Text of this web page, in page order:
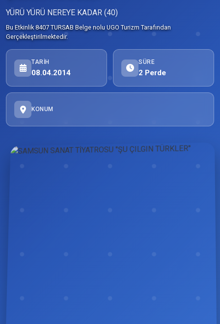
YÜRÜ YÜRÜ NEREYE KADAR (40)
Bu Etkinlik 8407 TURSAB Belge nolu UGO Turizm Tarafından
Gerçekleştirilmektedir.
TARIH
08.04.2014
SÜRE
2 Perde
KONUM